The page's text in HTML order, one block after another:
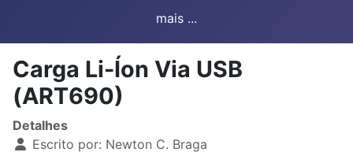
mais ...
Carga Li-Íon Via USB
(ART690)
Detalhes
Escrito por: Newton C. Braga